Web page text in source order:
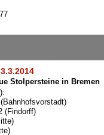
Stolpersteine in Bremen
(Findorff)